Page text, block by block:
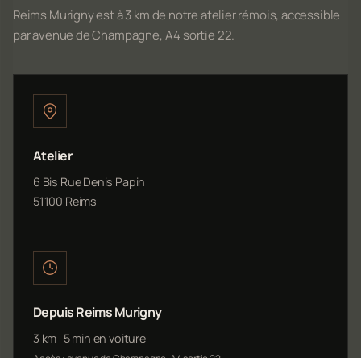
Reims Murigny est à 3 km de notre atelier rémois, accessible
par avenue de Champagne, A4 sortie 22.
Atelier
6 Bis Rue Denis Papin
51100 Reims
Depuis Reims Murigny
3 km · 5 min en voiture